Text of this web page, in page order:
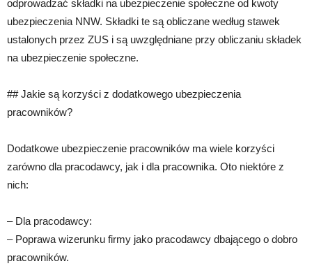
odprowadzać składki na ubezpieczenie społeczne od kwoty
ubezpieczenia NNW. Składki te są obliczane według stawek
ustalonych przez ZUS i są uwzględniane przy obliczaniu składek
na ubezpieczenie społeczne.
## Jakie są korzyści z dodatkowego ubezpieczenia
pracowników?
Dodatkowe ubezpieczenie pracowników ma wiele korzyści
zarówno dla pracodawcy, jak i dla pracownika. Oto niektóre z
nich:
– Dla pracodawcy:
– Poprawa wizerunku firmy jako pracodawcy dbającego o dobro
pracowników.